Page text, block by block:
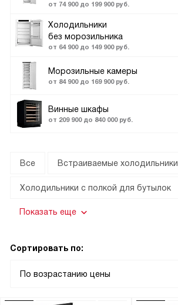
от 74 900 до 199 900 руб.
Холодильники
без морозильника
от 64 900 до 149 900 руб.
Морозильные камеры
от 84 900 до 169 900 руб.
Винные шкафы
от 209 900 до 840 000 руб.
Все Встраиваемые холодильники
Холодильники с полкой для бутылок
Показать еще
Сортировать по:
По возрастанию цены